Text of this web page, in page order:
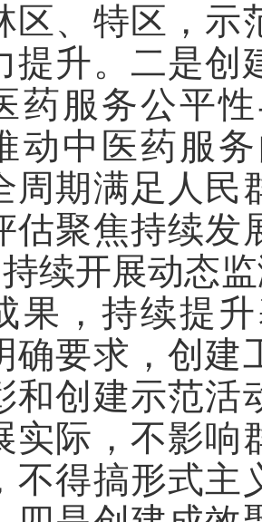
区、特区，示
提升。二是创
药服务公平
动中医药服
周期满足人民
估聚焦持续发
续开展动态
果，持续提
确要求，创建
和创建示范活
实际，不影响
不得搞形式主